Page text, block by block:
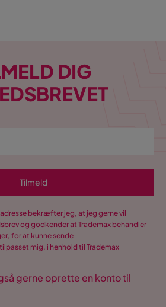
DIG
Tilmeld
bekræfter jeg, at jeg gerne vil
og godkender at Trademax behandler
for at kunne sende
mig, i henhold til Trademax
gerne oprette en konto til